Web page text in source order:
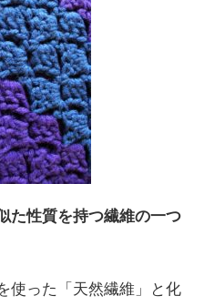
た性質を持つ繊維の一つ
使った「天然繊維」と化